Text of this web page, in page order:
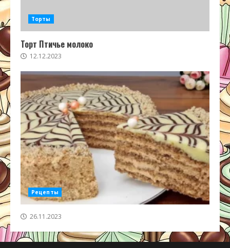
Торты
Торт Птичье молоко
12.12.2023
Рецепты
26.11.2023